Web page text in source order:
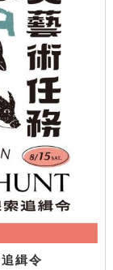
緝令